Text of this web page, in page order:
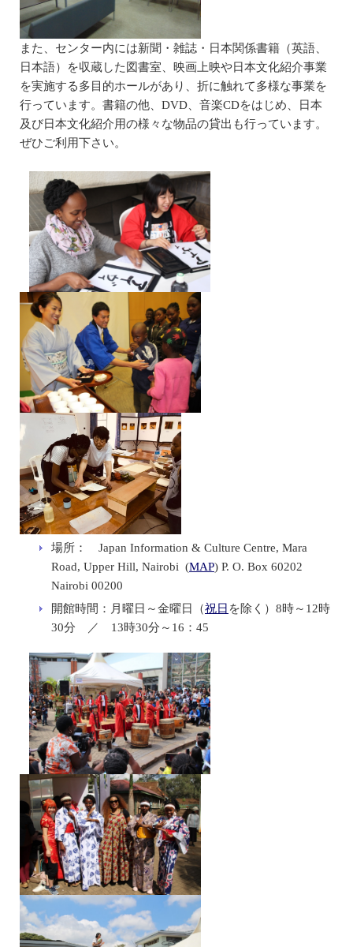
また、センター内には新聞・雑誌・日本関係書籍（英語、
日本語）を収蔵した図書室、映画上映や日本文化紹介事業
を実施する多目的ホールがあり、折に触れて多様な事業を
行っています。書籍の他、DVD、音楽CDをはじめ、日本
及び日本文化紹介用の様々な物品の貸出も行っています。
ぜひご利用下さい。
場所： Japan Information & Culture Centre, Mara
Road, Upper Hill, Nairobi (MAP) P. O. Box 60202
Nairobi 00200
開館時間：月曜日～金曜日（祝日 を除く）8時～12時
30分 ／ 13時30分～16：45